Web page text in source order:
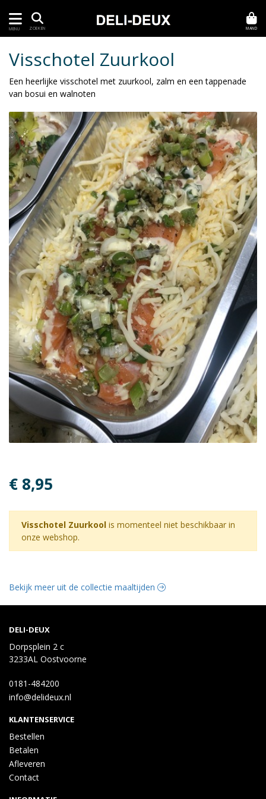
MENU ZOEKEN MAND
Visschotel Zuurkool
Een heerlijke visschotel met zuurkool, zalm en een tappenade
van bosui en walnoten
€ 8,95
Visschotel Zuurkool is momenteel niet beschikbaar in
onze webshop.
Bekijk meer uit de collectie maaltijden
DELI-DEUX
Dorpsplein 2 c
3233AL Oostvoorne
0181-484200
info@delideux.nl
KLANTENSERVICE
Bestellen
Betalen
Afleveren
Contact